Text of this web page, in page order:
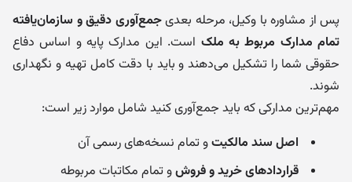
پس از مشاوره با وکیل، مرحله بعدیجمع‌آوری دقیق و سازمان‌یافته
تمام مدارک مربوط به ملک است. این مدارک پایه و اساس دفاع
حقوقی شما را تشکیل می‌دهند و باید با دقت کامل تهیه و نگهداری
شوند.
مهم‌ترین مدارکی که باید جمع‌آوری کنید شامل موارد زیر است:
اصل سند مالکیتو تمام نسخه‌های رسمی آن
قراردادهای خرید و فروشو تمام مکاتبات مربوطه